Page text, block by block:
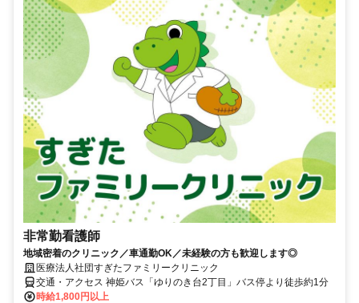
非常勤看護師
地域密着のクリニック／車通勤OK／未経験の方も歓迎します◎
医療法人社団すぎたファミリークリニック
交通・アクセス 神姫バス「ゆりのき台2丁目」バス停より徒歩約1分
時給1,800円以上